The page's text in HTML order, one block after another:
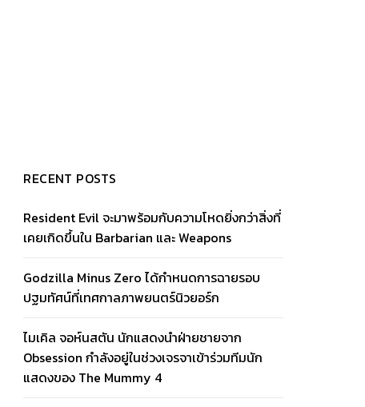
RECENT POSTS
Resident Evil จะมาพร้อมกับความโหดยิ่งกว่าสิ่งที่
เคยเกิดขึ้นใน Barbarian และ Weapons
Godzilla Minus Zero ได้กำหนดการฉายรอบ
ปฐมทัศน์ที่เทศกาลภาพยนตร์นิวยอร์ก
ไมเคิล จอห์นสตัน นักแสดงนำฝ่ายชายจาก
Obsession กำลังอยู่ในช่วงเจรจาเข้าร่วมทีมนัก
แสดงของ The Mummy 4